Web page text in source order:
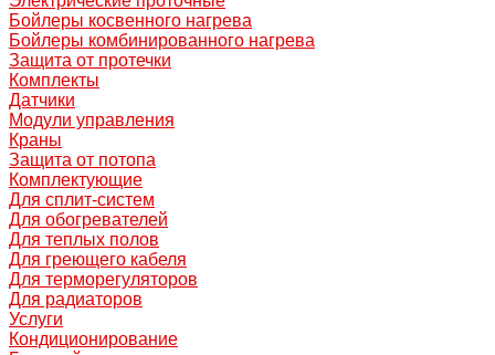
Бойлеры косвенного нагрева
Бойлеры комбинированного нагрева
Защита от протечки
Комплекты
Датчики
Модули управления
Краны
Защита от потопа
Комплектующие
Для сплит-систем
Для обогревателей
Для теплых полов
Для греющего кабеля
Для терморегуляторов
Для радиаторов
Услуги
Кондиционирование